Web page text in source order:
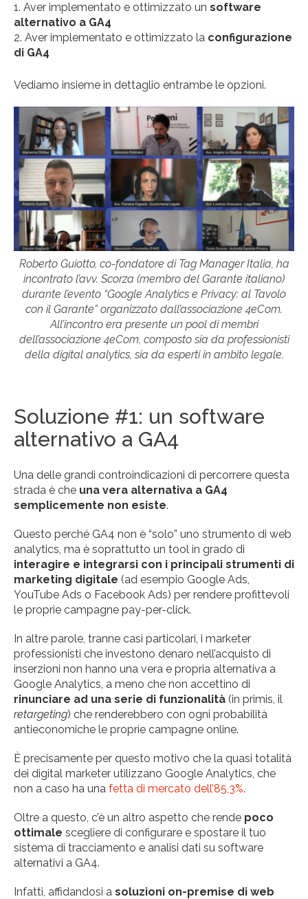
Aver implementato e ottimizzato un software
alternativo a GA4
Aver implementato e ottimizzato la configurazione
di GA4
Vediamo insieme in dettaglio entrambe le opzioni.
Roberto Guiotto, co-fondatore di Tag Manager Italia, ha
incontrato l’avv. Scorza (membro del Garante italiano)
durante l’evento “Google Analytics e Privacy: al Tavolo
con il Garante” organizzato dall’associazione 4eCom.
All’incontro era presente un pool di membri
dell’associazione 4eCom, composto sia da professionisti
della digital analytics, sia da esperti in ambito legale.
Soluzione #1: un software
alternativo a GA4
Una delle grandi controindicazioni di percorrere questa
strada è che una vera alternativa a GA4
semplicemente non esiste.
Questo perché GA4 non è “solo” uno strumento di web
analytics, ma è soprattutto un tool in grado di
interagire e integrarsi con i principali strumenti di
marketing digitale (ad esempio Google Ads,
YouTube Ads o Facebook Ads) per rendere profittevoli
le proprie campagne pay-per-click.
In altre parole, tranne casi particolari, i marketer
professionisti che investono denaro nell’acquisto di
inserzioni non hanno una vera e propria alternativa a
Google Analytics, a meno che non accettino di
rinunciare ad una serie di funzionalità (in primis, il
retargeting) che renderebbero con ogni probabilità
antieconomiche le proprie campagne online.
È precisamente per questo motivo che la quasi totalità
dei digital marketer utilizzano Google Analytics, che
non a caso ha una fetta di mercato dell’85,3%.
Oltre a questo, c’è un altro aspetto che rende poco
ottimale scegliere di configurare e spostare il tuo
sistema di tracciamento e analisi dati su software
alternativi a GA4.
Infatti, affidandosi a soluzioni on-premise di web